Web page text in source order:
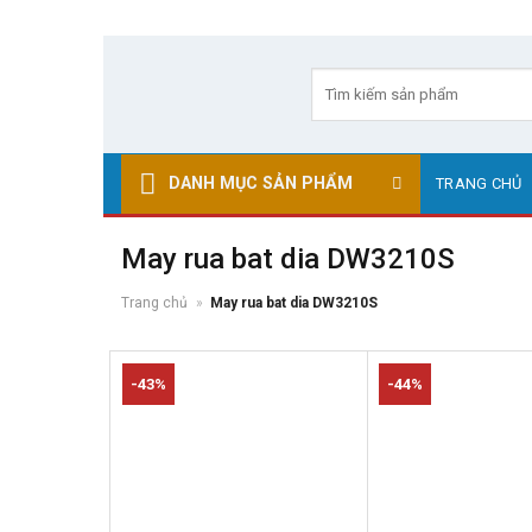
kiếm:
DANH MỤC SẢN PHẨM TRANG CHỦ
May rua bat dia DW3210S
Trang chủ » May rua bat dia DW3210S
-43% -44%